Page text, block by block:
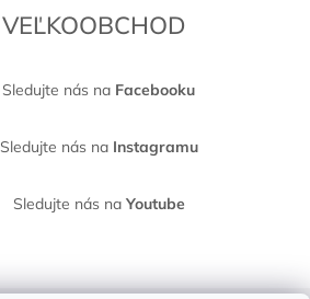
VEĽKOOBCHOD
Sledujte nás na Facebooku
Sledujte nás na Instagramu
Sledujte nás na Youtube